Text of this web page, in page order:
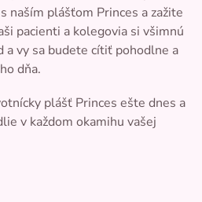
naším plášťom Princes a zažite
pacienti a kolegovia si všimnú
a vy sa budete cítiť pohodlne a
dňa.
plášť Princes ešte dnes a
v každom okamihu vašej